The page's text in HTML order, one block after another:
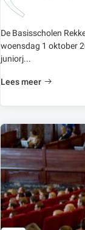
De Basisscholen
woensdag 1 oktober
juniorj...
Lees meer